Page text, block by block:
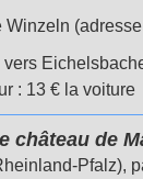
vers
: 13 € la voiture
de
Pfalz),